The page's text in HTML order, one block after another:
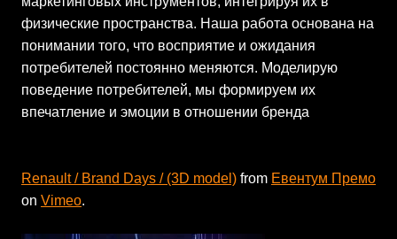
физические пространства. Наша работа основана на
понимании того, что восприятие и ожидания
потребителей постоянно меняются. Моделирую
поведение потребителей, мы формируем их
впечатление и эмоции в отношении бренда
Renault / Brand Days / (3D model) from Евентум Премо
on Vimeo.